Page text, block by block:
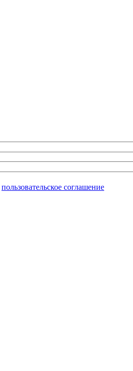
пользовательское соглашение